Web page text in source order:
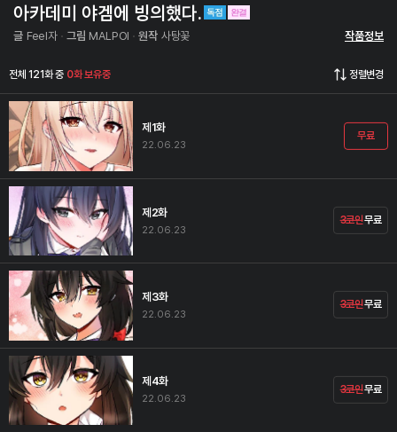
아카데미 야겜에 빙의했다.
글 Feel자 그림 MALPOI 원작 사탕꽃 작품정보
전체 121화 중 0화 보유중 정렬변경
제1화
22.06.23
무료
제2화
22.06.23
3코인무료
제3화
22.06.23
3코인무료
제4화
22.06.23
3코인무료